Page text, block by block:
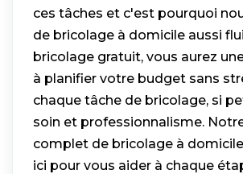
ces tâches et c'est pourquoi
de bricolage à domicile aussi
bricolage gratuit, vous aurez
à planifier votre budget sans
chaque tâche de bricolage, si
soin et professionnalisme.
complet de bricolage à
ici pour vous aider à chaque